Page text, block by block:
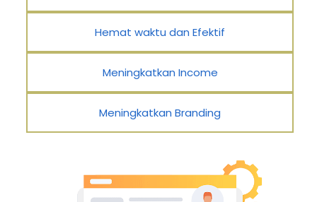
Hemat waktu dan Efektif
Meningkatkan Income
Meningkatkan Branding